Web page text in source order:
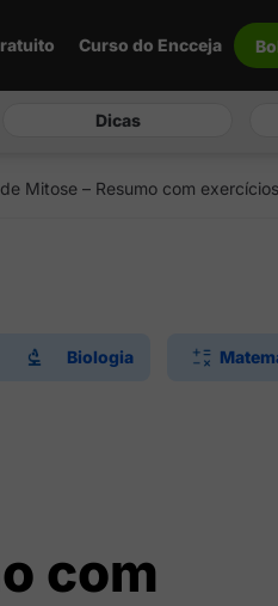
Curso do Encceja
Dicas
Mitose – Resumo com
Biologia
com